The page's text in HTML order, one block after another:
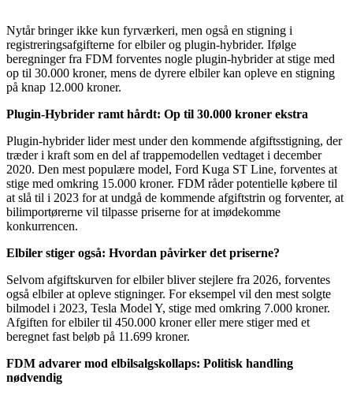
Nytår bringer ikke kun fyrværkeri, men også en stigning i
registreringsafgifterne for elbiler og plugin-hybrider. Ifølge
beregninger fra FDM forventes nogle plugin-hybrider at stige med
op til 30.000 kroner, mens de dyrere elbiler kan opleve en stigning
på knap 12.000 kroner.
Plugin-Hybrider ramt hårdt: Op til 30.000 kroner ekstra
Plugin-hybrider lider mest under den kommende afgiftsstigning, der
træder i kraft som en del af trappemodellen vedtaget i december
2020. Den mest populære model, Ford Kuga ST Line, forventes at
stige med omkring 15.000 kroner. FDM råder potentielle købere til
at slå til i 2023 for at undgå de kommende afgiftstrin og forventer, at
bilimportørerne vil tilpasse priserne for at imødekomme
konkurrencen.
Elbiler stiger også: Hvordan påvirker det priserne?
Selvom afgiftskurven for elbiler bliver stejlere fra 2026, forventes
også elbiler at opleve stigninger. For eksempel vil den mest solgte
bilmodel i 2023, Tesla Model Y, stige med omkring 7.000 kroner.
Afgiften for elbiler til 450.000 kroner eller mere stiger med et
beregnet fast beløb på 11.699 kroner.
FDM advarer mod elbilsalgskollaps: Politisk handling
nødvendig